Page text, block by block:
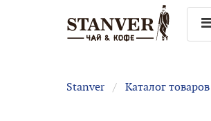
Stanver Каталог товаров